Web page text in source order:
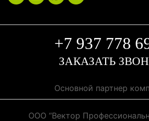
+7 937 778
ЗАКАЗАТЬ
Основной партнер
ООО “Вектор